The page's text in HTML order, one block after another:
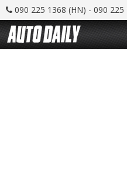
090 225 1368 (HN) - 090 225